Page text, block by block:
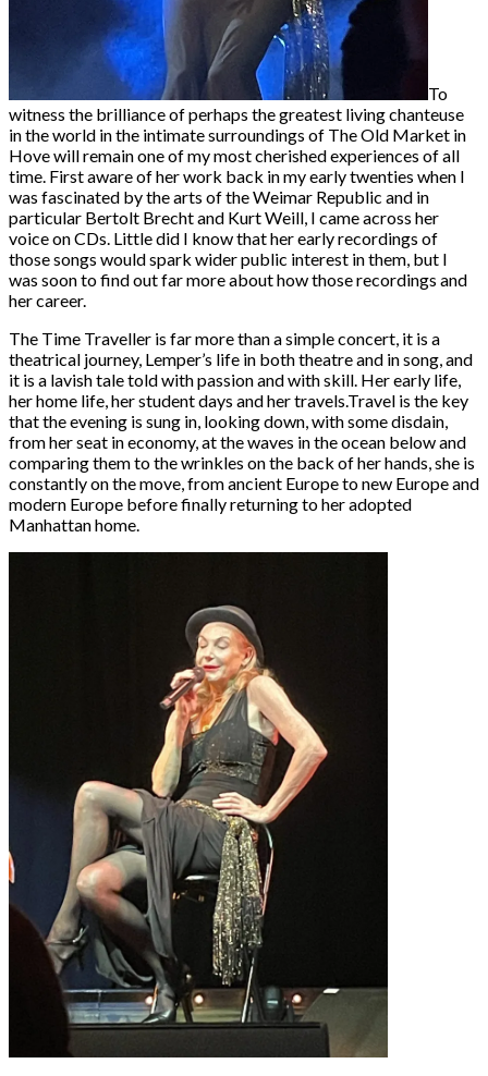
To
witness the brilliance of perhaps the greatest living chanteuse
in the world in the intimate surroundings of The Old Market in
Hove will remain one of my most cherished experiences of all
time. First aware of her work back in my early twenties when I
was fascinated by the arts of the Weimar Republic and in
particular Bertolt Brecht and Kurt Weill, I came across her
voice on CDs. Little did I know that her early recordings of
those songs would spark wider public interest in them, but I
was soon to find out far more about how those recordings and
her career.
The Time Traveller is far more than a simple concert, it is a
theatrical journey, Lemper’s life in both theatre and in song, and
it is a lavish tale told with passion and with skill. Her early life,
her home life, her student days and her travels.Travel is the key
that the evening is sung in, looking down, with some disdain,
from her seat in economy, at the waves in the ocean below and
comparing them to the wrinkles on the back of her hands, she is
constantly on the move, from ancient Europe to new Europe and
modern Europe before finally returning to her adopted
Manhattan home.